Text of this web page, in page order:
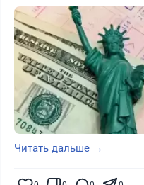
Читать дальше →